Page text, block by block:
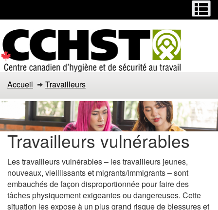
contenu
principal
la
version
HTML
simplifiée
Accueil Travailleurs
Travailleurs vulnérables
Les travailleurs vulnérables – les travailleurs jeunes,
nouveaux, vieillissants et migrants/immigrants – sont
embauchés de façon disproportionnée pour faire des
tâches physiquement exigeantes ou dangereuses. Cette
situation les expose à un plus grand risque de blessures et